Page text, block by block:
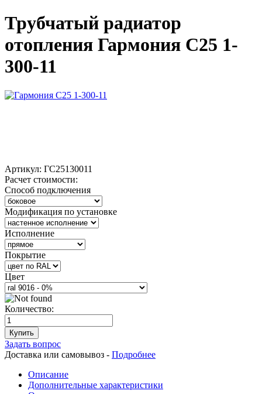
Трубчатый радиатор
отопления Гармония С25 1-
300-11
Артикул: ГС25130011
Расчет стоимости:
Способ подключения
Модификация по установке
Исполнение
Покрытие
Цвет
Количество:
Купить
Задать вопрос
Доставка или самовывоз - Подробнее
Описание
Дополнительные характеристики